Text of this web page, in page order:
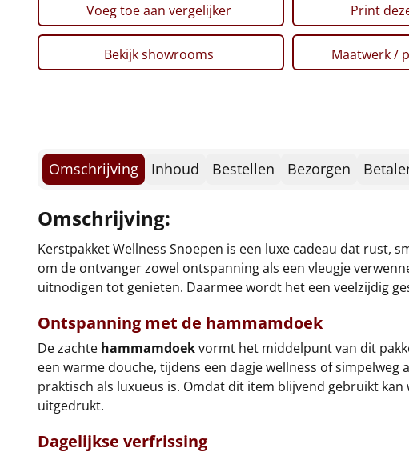
Voeg toe aan vergelijker Print
Bekijk showrooms Maatwerk /
Omschrijving Inhoud Bestellen Bezorgen
Omschrijving:
Kerstpakket Wellness Snoepen is een luxe cadeau dat rust,
om de ontvanger zowel ontspanning als een vleugje
uitnodigen tot genieten. Daarmee wordt het een veelzijdig
Ontspanning met de hammamdoek
De zachte hammamdoekvormt het middelpunt van dit
een warme douche, tijdens een dagje wellness of
praktisch als luxueus is. Omdat dit item blijvend gebruikt
uitgedrukt.
Dagelijkse verfrissing